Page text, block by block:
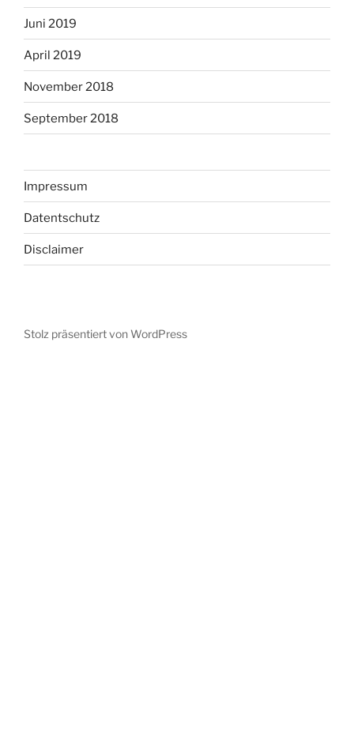
Juni 2019
April 2019
November 2018
September 2018
Impressum
Datentschutz
Disclaimer
Stolz präsentiert von WordPress